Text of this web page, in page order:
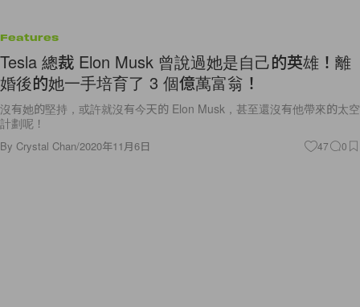
Features
Tesla 總裁 Elon Musk 曾說過她是自己的英雄！離
婚後的她一手培育了 3 個億萬富翁！
沒有她的堅持，或許就沒有今天的 Elon Musk，甚至還沒有他帶來的太空
計劃呢！
By Crystal Chan/2020年11月6日 47 0